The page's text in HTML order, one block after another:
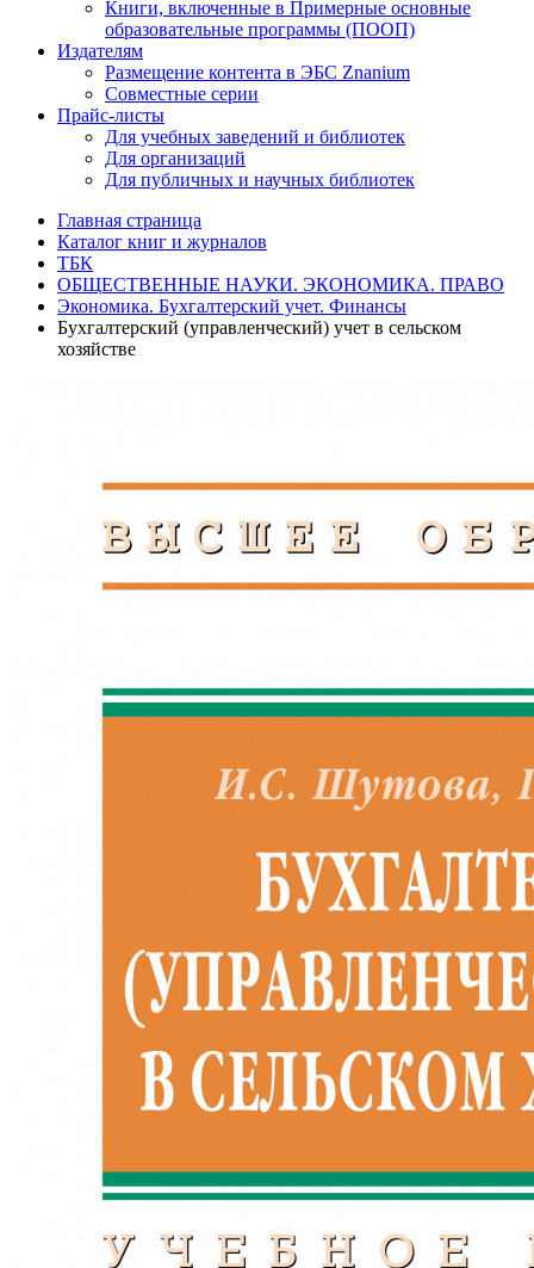
Книги, включенные в Примерные основные
образовательные программы (ПООП)
Издателям
Размещение контента в ЭБС Znanium
Совместные серии
Прайс-листы
Для учебных заведений и библиотек
Для организаций
Для публичных и научных библиотек
Главная страница
Каталог книг и журналов
ТБК
ОБЩЕСТВЕННЫЕ НАУКИ. ЭКОНОМИКА. ПРАВО
Экономика. Бухгалтерский учет. Финансы
Бухгалтерский (управленческий) учет в сельском
хозяйстве